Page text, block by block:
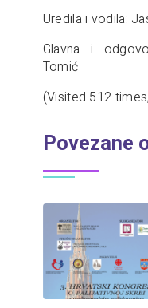
Uredila i vodila:
Glavna i
Tomić
(Visited 512
Povezane